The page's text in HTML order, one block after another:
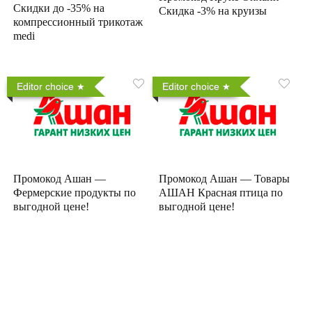
Скидки до -35% на
компрессионный трикотаж
medi
Скидка -3% на круизы
Editor choice
Промокод Ашан —
Фермерские продукты по
выгодной цене!
Editor choice
Промокод Ашан — Товары
АШАН Красная птица по
выгодной цене!